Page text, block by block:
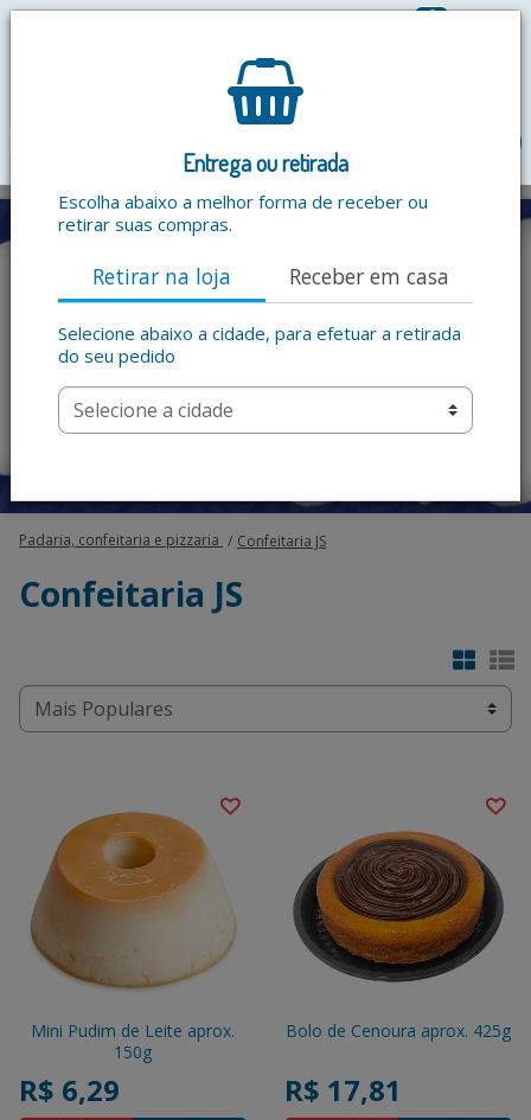
0
Entrega ou retirada
Escolha abaixo a melhor forma de receber ou
retirar suas compras.
Retirar na loja Receber em casa
Selecione abaixo a cidade, para efetuar a retirada
do seu pedido
Padaria, confeitaria e pizzaria Confeitaria JS
Confeitaria JS
Mini Pudim de Leite aprox.
150g
R$ 6,29
Bolo de Cenoura aprox. 425g
R$ 17,81